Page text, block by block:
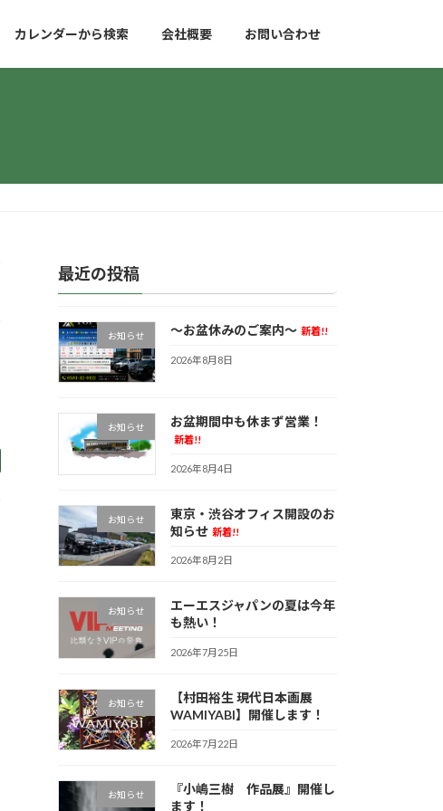
カレンダーから検索 会社概要 お問い合わせ
最近の投稿
お知らせ ～お盆休みのご案内～ 新着!!
2026年8月8日
お知らせ お盆期間中も休まず営業！
新着!!
2026年8月4日
お知らせ
東京・渋谷オフィス開設のお
知らせ 新着!!
2026年8月2日
お知らせ
エーエスジャパンの夏は今年
も熱い！
2026年7月25日
お知らせ
【村田裕生 現代日本画展
WAMIYABI】開催します！
2026年7月22日
お知らせ
『小嶋三樹 作品展』開催し
ます！